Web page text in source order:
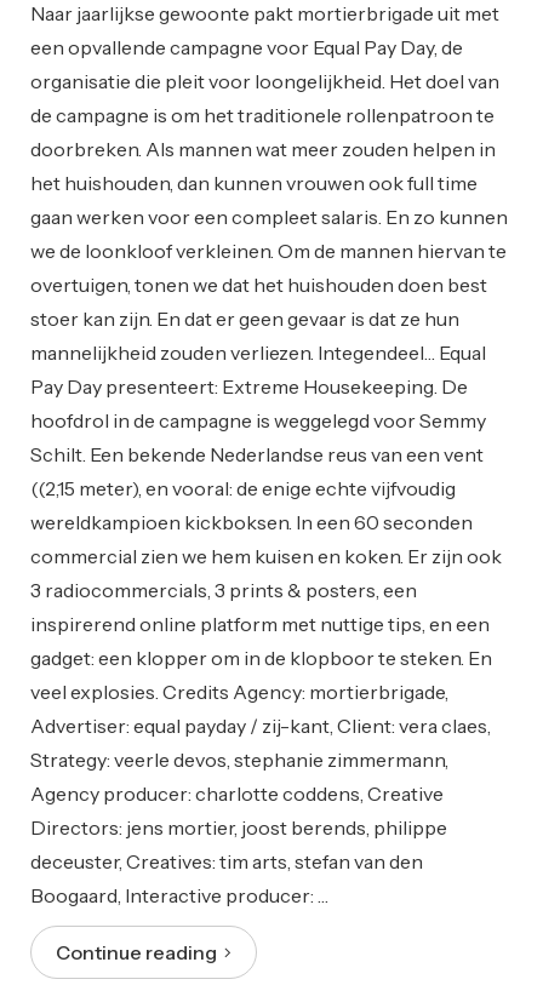
Naar jaarlijkse gewoonte pakt mortierbrigade uit met
een opvallende campagne voor Equal Pay Day, de
organisatie die pleit voor loongelijkheid. Het doel van
de campagne is om het traditionele rollenpatroon te
doorbreken. Als mannen wat meer zouden helpen in
het huishouden, dan kunnen vrouwen ook full time
gaan werken voor een compleet salaris. En zo kunnen
we de loonkloof verkleinen. Om de mannen hiervan te
overtuigen, tonen we dat het huishouden doen best
stoer kan zijn. En dat er geen gevaar is dat ze hun
mannelijkheid zouden verliezen. Integendeel… Equal
Pay Day presenteert: Extreme Housekeeping. De
hoofdrol in de campagne is weggelegd voor Semmy
Schilt. Een bekende Nederlandse reus van een vent
((2,15 meter), en vooral: de enige echte vijfvoudig
wereldkampioen kickboksen. In een 60 seconden
commercial zien we hem kuisen en koken. Er zijn ook
3 radiocommercials, 3 prints & posters, een
inspirerend online platform met nuttige tips, en een
gadget: een klopper om in de klopboor te steken. En
veel explosies. Credits Agency: mortierbrigade,
Advertiser: equal payday / zij-kant, Client: vera claes,
Strategy: veerle devos, stephanie zimmermann,
Agency producer: charlotte coddens, Creative
Directors: jens mortier, joost berends, philippe
deceuster, Creatives: tim arts, stefan van den
Boogaard, Interactive producer: …
Continue reading